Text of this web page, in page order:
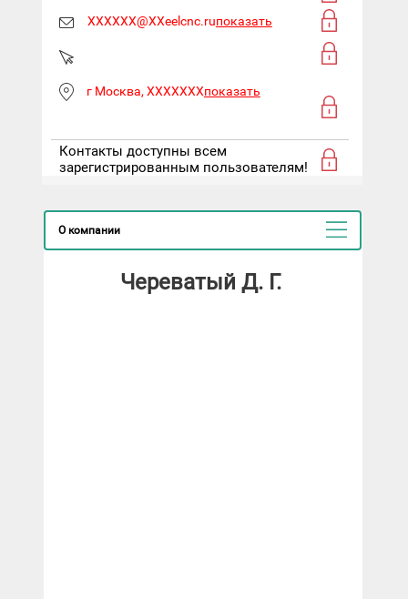
XXXXXX@XXeelcnc.ruпоказать
г Москва, XXXXXXXпоказать
Контакты доступны всем
зарегистрированным пользователям!
О компании
Череватый Д. Г.